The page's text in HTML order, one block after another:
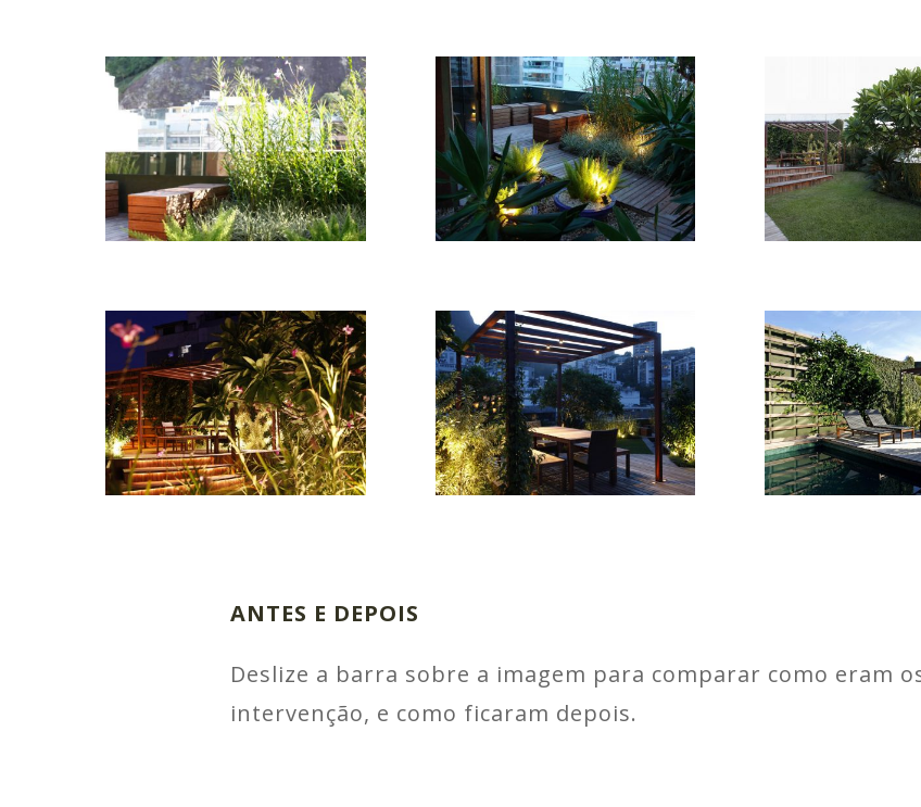
ANTES E DEPOIS
Deslize a barra sobre a imagem para comparar como eram
intervenção, e como ficaram depois.